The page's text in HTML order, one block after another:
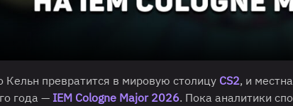
Кельн превратится в мировую столицу CS2, и
года — IEM Cologne Major 2026. Пока аналитики